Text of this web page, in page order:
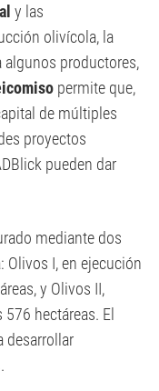
y las
olivícola, la
productores,
permite que,
de múltiples
proyectos
pueden dar
mediante dos
Olivos I, en ejecución
y Olivos II,
hectáreas. El
desarrollar